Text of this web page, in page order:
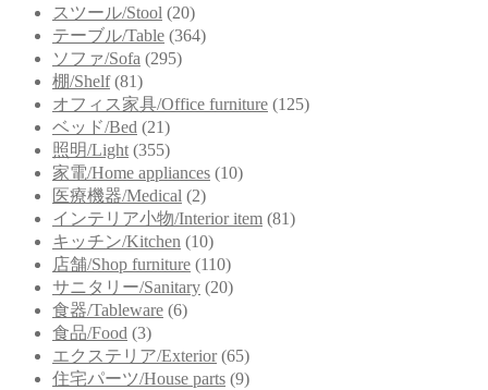
スツール/Stool (20)
テーブル/Table (364)
ソファ/Sofa (295)
棚/Shelf (81)
オフィス家具/Office furniture (125)
ベッド/Bed (21)
照明/Light (355)
家電/Home appliances (10)
医療機器/Medical (2)
インテリア小物/Interior item (81)
キッチン/Kitchen (10)
店舗/Shop furniture (110)
サニタリー/Sanitary (20)
食器/Tableware (6)
食品/Food (3)
エクステリア/Exterior (65)
住宅パーツ/House parts (9)